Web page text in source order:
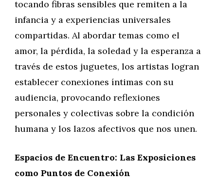
tocando fibras sensibles que remiten a la
infancia y a experiencias universales
compartidas. Al abordar temas como el
amor, la pérdida, la soledad y la esperanza a
través de estos juguetes, los artistas logran
establecer conexiones íntimas con su
audiencia, provocando reflexiones
personales y colectivas sobre la condición
humana y los lazos afectivos que nos unen.
Espacios de Encuentro: Las Exposiciones
como Puntos de Conexión